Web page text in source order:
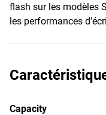
flash sur les modèles
les performances
Capacity